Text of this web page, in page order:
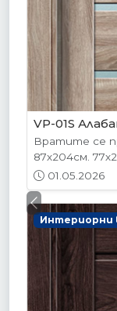
VP-01S
Вратите се
87х204см.
01.05.2026
Интериорни
Previous